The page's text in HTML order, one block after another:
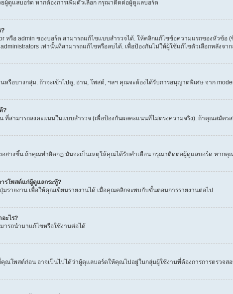
ผู้ดูแลบอร์ด หากต้องการเพิ่มตัวเลือก กรุณาติดต่อผู้ดูแลบอร์ด
?
หรือ admin ของบอร์ด สามารถแก้ไขแบบสำรวจได้. ให้คลิกแก้ไขข้อความแรกของหัวข้
เท่านั้นที่สามารถแก้ไขหรือลบได้. เพื่อป้องกันไม่ให้ผู้ใช้แก้ไขตัวเลือกหลังจา
รือบางกลุ่ม. ถ้าจะเข้าไปดู, อ่าน, โพสต์, ฯลฯ คุณจะต้องได้รับการอนุญาตพิเศษ จาก
?
ที่สามารถลงคะแนนในแบบสำรวจ (เพื่อป้องกันผลคะแนนที่ไม่ตรงความจริง). ถ้าคุณสมัค
ย่างขึ้น ถ้าคุณทำผิดกฏ มันจะเป็นเหตุให้คุณได้รับคำเตือน กรุณาติดต่อผู้ดูแลบอร์ด หากคุ
รโพสต์แก่ผู้ดูแลกระทู้?
ายงาน เพื่อให้คุณเขียนรายงานได้ เมื่อคุณคลิกจะพบกับขั้นตอนการรายงานต่อไป
ะไร?
รถนำมาแก้ไขหรือใช้งานต่อได้
ณโพสต์ก่อน อาจเป็นไปได้ว่าผู้ดุแลบอร์ดให้คุณไปอยู่ในกลุ่มผู้ใช้งานที่ต้องการการตรวจส